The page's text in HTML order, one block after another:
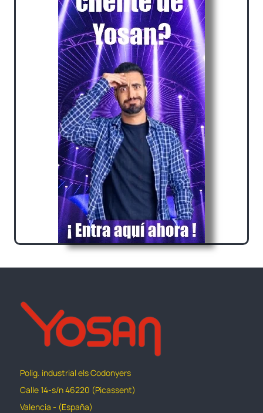
Polig. industrial els Codonyers
Calle 14-s/n 46220 (Picassent)
Valencia - (España)